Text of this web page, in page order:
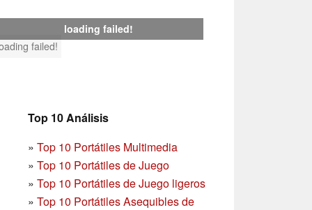
failed!
loading failed!
Top 10 Análisis
» Top 10 Portátiles Multimedia
» Top 10 Portátiles de Juego
» Top 10 Portátiles de Juego ligeros
» Top 10 Portátiles Asequibles de